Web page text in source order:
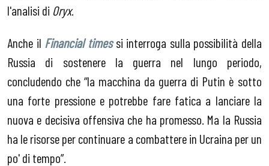
l'analisi di Oryx.
Anche il Financial timessi interroga sulla possibilità della
Russia di sostenere la guerra nel lungo periodo,
concludendo che “la macchina da guerra di Putin è sotto
una forte pressione e potrebbe fare fatica a lanciare la
nuova e decisiva offensiva che ha promesso. Ma la Russia
ha le risorse per continuare a combattere in Ucraina per un
po' di tempo”.